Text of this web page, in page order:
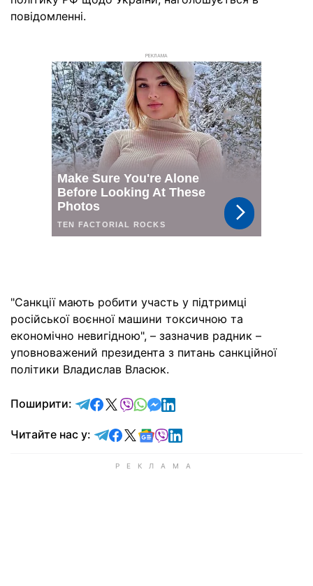
повідомленні.
РЕКЛАМА
"Санкції мають робити участь у підтримці
російської воєнної машини токсичною та
економічно невигідною", – зазначив радник –
уповноважений президента з питань санкційної
політики Владислав Власюк.
Поширити: відправити у Telegram
поділитись у Facebook
поділитись у X
відправити у Viber
відправити у Whatsapp
відправити у Messenger
відправити у LinkedIn
Читайте нас у: Читайте у Telegram
Читайте у Facebook
Читайте у X
Читайте у Google news
Читайте у Viber
Читайте у LinkedIn